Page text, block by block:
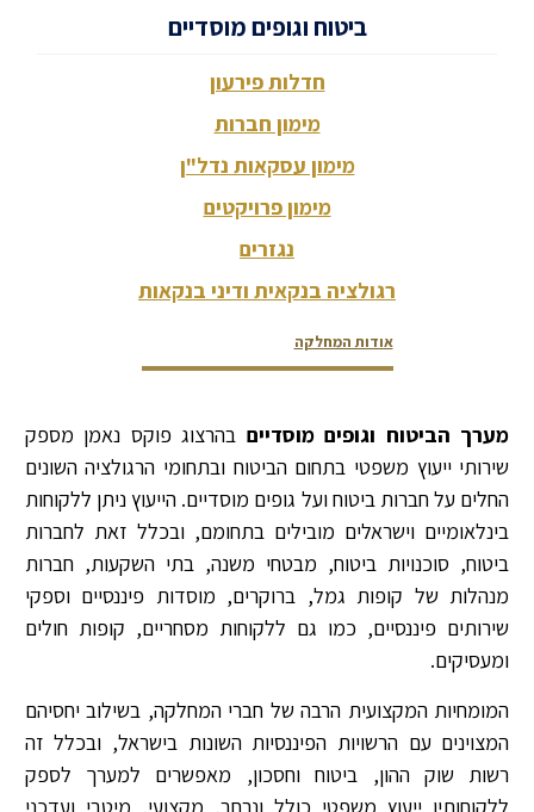
ביטוח וגופים מוסדיים
חדלות פירעון
מימון חברות
מימון עסקאות נדל"ן
מימון פרויקטים
נגזרים
רגולציה בנקאית ודיני בנקאות
אודות המחלקה
צוות המחלקה
דירוגים ופרסים
צור קשר
מערך הביטוח וגופים מוסדיים בהרצוג פוקס נאמן מספק
שירותי ייעוץ משפטי בתחום הביטוח ובתחומי הרגולציה השונים
החלים על חברות ביטוח ועל גופים מוסדיים. הייעוץ ניתן ללקוחות
בינלאומיים וישראלים מובילים בתחומם, ובכלל זאת לחברות
ביטוח, סוכנויות ביטוח, מבטחי משנה, בתי השקעות, חברות
מנהלות של קופות גמל, ברוקרים, מוסדות פיננסיים וספקי
שירותים פיננסיים, כמו גם ללקוחות מסחריים, קופות חולים
ומעסיקים.
המומחיות המקצועית הרבה של חברי המחלקה, בשילוב יחסיהם
המצוינים עם הרשויות הפיננסיות השונות בישראל, ובכלל זה
רשות שוק ההון, ביטוח וחסכון, מאפשרים למערך לספק
ללקוחותיו ייעוץ משפטי כולל ונרחב, מקצועי, מיטבי ועדכני